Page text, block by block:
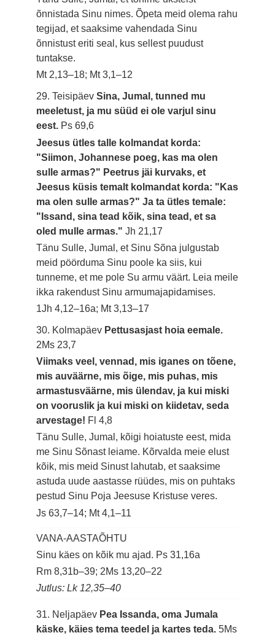
õnnistada Sinu nimes. Õpeta meid olema rahu
tegijad, et saaksime vahendada Sinu
õnnistust eriti seal, kus sellest puudust
tuntakse.
Mt 2,13–18; Mt 3,1–12
29. TeisipäevSina, Jumal, tunned mu
meeletust, ja mu süüd ei ole varjul sinu
eest. Ps 69,6
Jeesus ütles talle kolmandat korda:
"Siimon, Johannese poeg, kas ma olen
sulle armas?" Peetrus jäi kurvaks, et
Jeesus küsis temalt kolmandat korda: "Kas
ma olen sulle armas?" Ja ta ütles temale:
"Issand, sina tead kõik, sina tead, et sa
oled mulle armas."Jh 21,17
Tänu Sulle, Jumal, et Sinu Sõna julgustab
meid pöörduma Sinu poole ka siis, kui
tunneme, et me pole Su armu väärt. Leia meile
ikka rakendust Sinu armumajapidamises.
1Jh 4,12–16a; Mt 3,13–17
30. Kolmapäev Pettusasjast hoia eemale.
2Ms 23,7
Viimaks veel, vennad, mis iganes on tõene,
mis auväärne, mis õige, mis puhas, mis
armastusväärne, mis ülendav, ja kui miski
on vooruslik ja kui miski on kiidetav, seda
arvestage! Fl 4,8
Tänu Sulle, Jumal, kõigi hoiatuste eest, mida
me Sinu Sõnast leiame. Kõrvalda meie elust
kõik, mis meid Sinust lahutab, et saaksime
astuda uude aastasse rüüdes, mis on puhtaks
pestud Sinu Poja Jeesuse Kristuse veres.
Js 63,7–14; Mt 4,1–11
VANA-AASTAÕHTU
Sinu käes on kõik mu ajad. Ps 31,16a
Rm 8,31b–39; 2Ms 13,20–22
Jutlus: Lk 12,35–40
31. Neljapäev Pea Issanda, oma Jumala
käske, käies tema teedel ja kartes teda.5Ms